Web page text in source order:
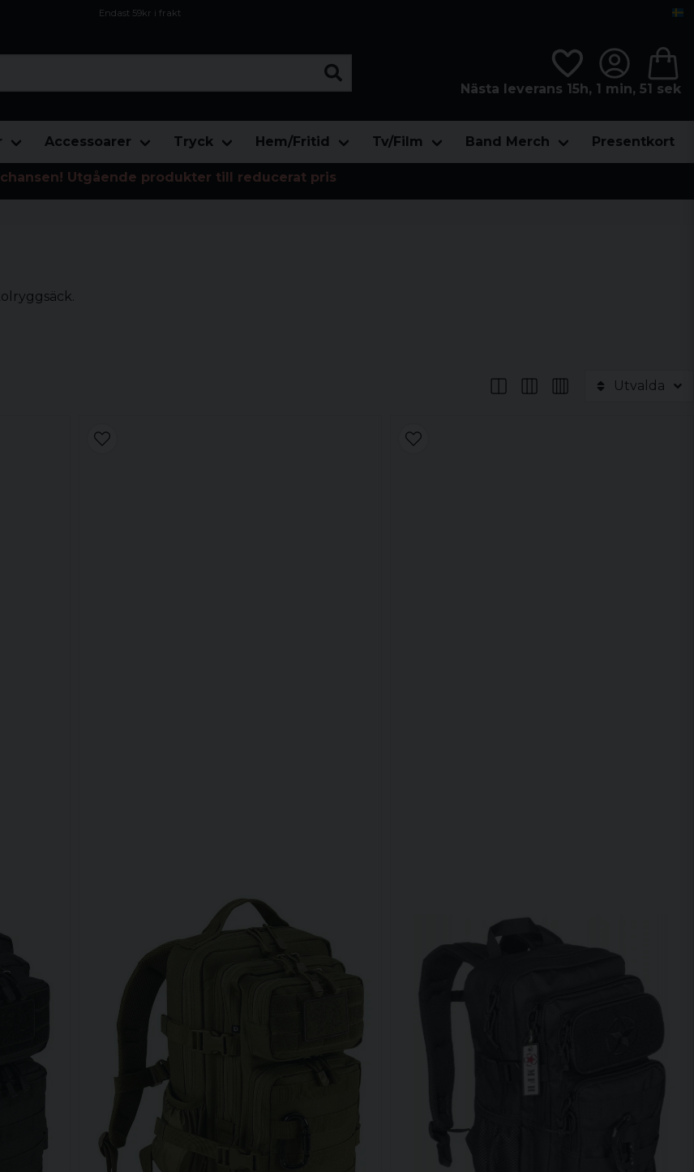
Endast 59kr i frakt
Nästa leverans 15h, 1 min, 49 sek
Accessoarer Tryck Hem/Fritid Tv/Film Band Merch Presentkort
Utgående produkter till reducerat pris
Utvalda